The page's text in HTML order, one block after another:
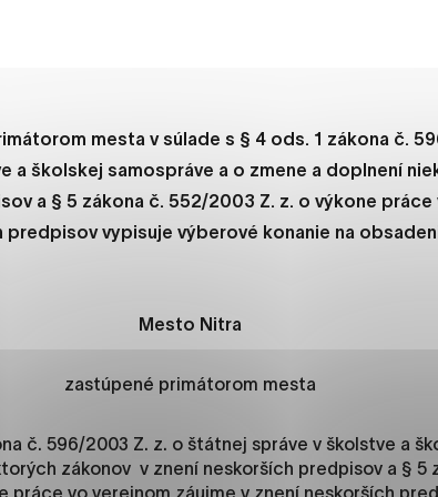
mesta v súlade s § 4 ods. 1 zákona č.
a školskej samospráve a o zmene a doplnení
a § 5 zákona č. 552/2003 Z. z. o výkone práce
predpisov vypisuje výberové konanie na
Mesto Nitra
zastúpené primátorom mesta
č. 596/2003 Z. z. o štátnej správe v školstve a
zákonov v znení neskorších predpisov a § 5
práce vo verejnom záujme v znení neskorších
je navigácia na stránke a prístup k
nemôže web správne fungovať.
stránok pochopiť, ako návštevníci
Uložiť nastavenia